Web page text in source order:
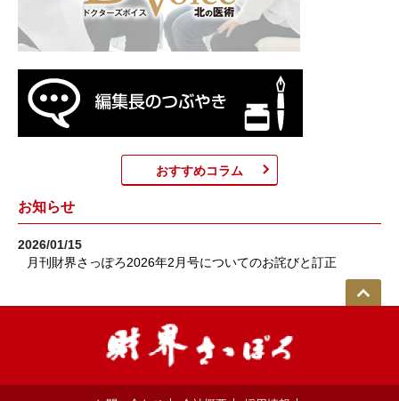
おすすめコラム
お知らせ
2026/01/15
月刊財界さっぽろ2026年2月号についてのお詫びと訂正